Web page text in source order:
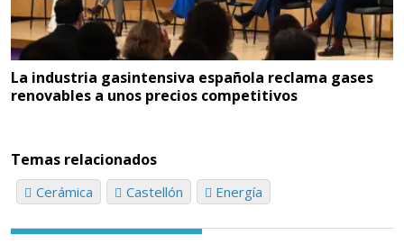
La industria gasintensiva española reclama gases
renovables a unos precios competitivos
Temas relacionados
Cerámica Castellón Energía